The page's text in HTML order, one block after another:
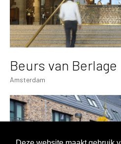
Beurs van Berlage
Amsterdam